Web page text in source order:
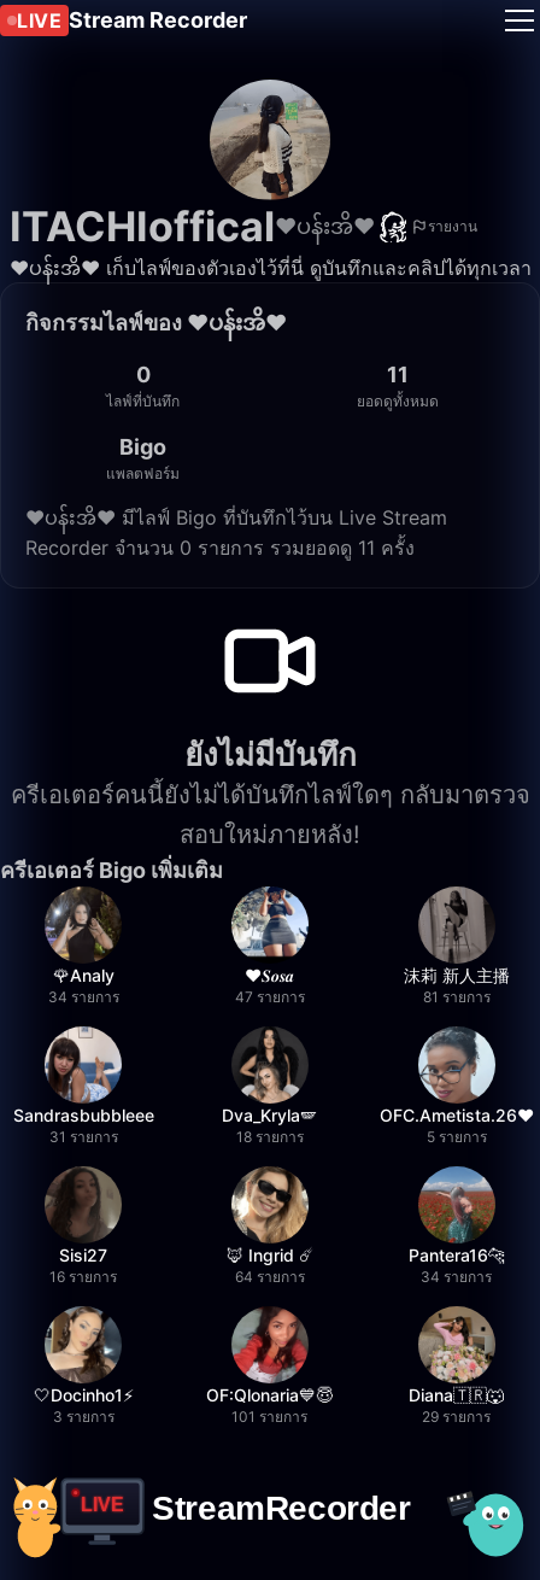
LIVE Stream Recorder
ITACHIoffical❤️ပန်းအိ❤ รายงาน
❤️ပန်းအိ❤ เก็บไลฟ์ของตัวเองไว้ที่นี่ ดูบันทึกและคลิปได้ทุกเวลา
กิจกรรมไลฟ์ของ ❤️ပန်းအိ❤
0
ไลฟ์ที่บันทึก
11
ยอดดูทั้งหมด
Bigo
แพลตฟอร์ม
❤️ပန်းအိ❤ มีไลฟ์ Bigo ที่บันทึกไว้บน Live Stream
Recorder จำนวน 0 รายการ รวมยอดดู 11 ครั้ง
ยังไม่มีบันทึก
ครีเอเตอร์คนนี้ยังไม่ได้บันทึกไลฟ์ใดๆ กลับมาตรวจ
สอบใหม่ภายหลัง!
ครีเอเตอร์ Bigo เพิ่มเติม
🌹Analy
34 รายการ
❤︎⁠𝑺𝒐𝒔𝒂
47 รายการ
沫莉 新人主播
81 รายการ
Sandrasbubbleee
31 รายการ
Dva_Kryla🪽
18 รายการ
OFC.Ametista.26❤
5 รายการ
Sisi27
16 รายการ
🦊 Ingrid ☄️
64 รายการ
Pantera16🐆
34 รายการ
🤍Docinho1⚡️
3 รายการ
OF:Qlonaria💙😇
101 รายการ
Diana🇹🇷🐺
29 รายการ